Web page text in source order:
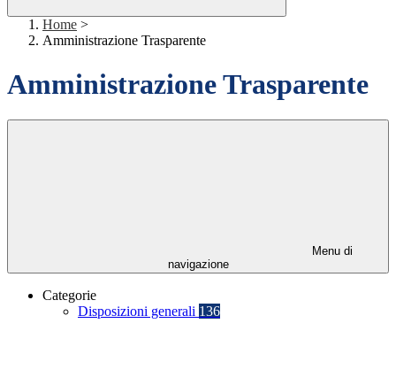
Home >
Amministrazione Trasparente
Amministrazione Trasparente
Menu di
navigazione
Categorie
Disposizioni generali 136